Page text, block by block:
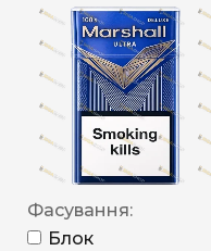
Фасування:
Блок